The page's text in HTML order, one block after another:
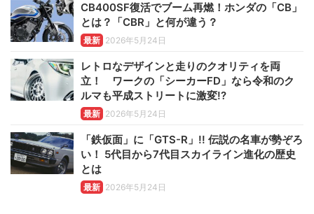
CB400SF復活でブーム再燃！ホンダの「CB」
とは？「CBR」と何が違う？
最新 2026年5月24日
レトロなデザインと走りのクオリティを両
立！ ワークの「シーカーFD」なら令和のク
ルマも平成ストリートに激変!?
最新 2026年5月24日
「鉄仮面」に「GTS-R」!! 伝説の名車が勢ぞろ
い！ 5代目から7代目スカイライン進化の歴史
とは
最新 2026年5月24日